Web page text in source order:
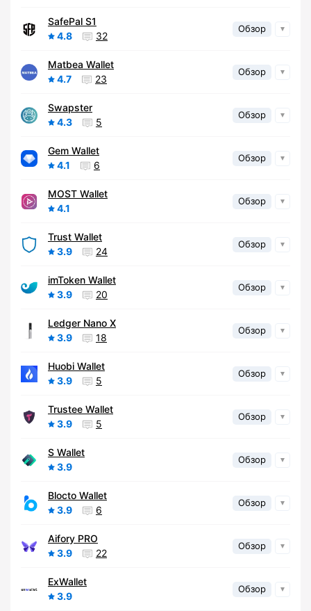
SafePal S1
4.8
32
Обзор
Matbea Wallet
4.7
23
Обзор
Swapster
4.3
5
Обзор
Gem Wallet
4.1
6
Обзор
MOST Wallet
4.1
Обзор
Trust Wallet
3.9
24
Обзор
imToken Wallet
3.9
20
Обзор
Ledger Nano X
3.9
18
Обзор
Huobi Wallet
3.9
5
Обзор
Trustee Wallet
3.9
5
Обзор
S Wallet
3.9
Обзор
Blocto Wallet
3.9
6
Обзор
Aifory PRO
3.9
22
Обзор
ExWallet
3.9
Обзор